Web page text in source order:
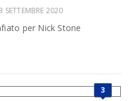
SETTEMBRE 2020
per Nick Stone
3